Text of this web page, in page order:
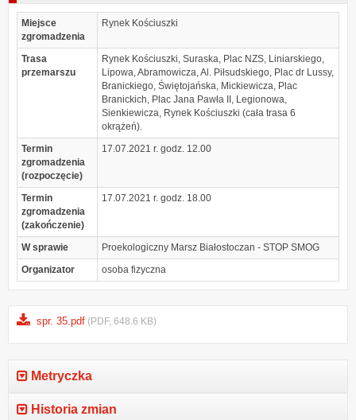
Miejsce
zgromadzenia
Rynek Kościuszki
Trasa
przemarszu
Rynek Kościuszki, Suraska, Plac NZS, Liniarskiego,
Lipowa, Abramowicza, Al. Piłsudskiego, Plac dr Lussy,
Branickiego, Świętojańska, Mickiewicza, Plac
Branickich, Plac Jana Pawła II, Legionowa,
Sienkiewicza, Rynek Kościuszki (cała trasa 6
okrążeń).
Termin
zgromadzenia
(rozpoczęcie)
17.07.2021 r. godz. 12.00
Termin
zgromadzenia
(zakończenie)
17.07.2021 r. godz. 18.00
W sprawie
Proekologiczny Marsz Białostoczan - STOP SMOG
Organizator
osoba fizyczna
spr. 35.pdf (PDF, 648.6 KB)
Metryczka
Historia zmian